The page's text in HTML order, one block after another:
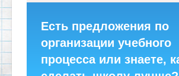
Есть предложения по
организации учебного
процесса или знаете,